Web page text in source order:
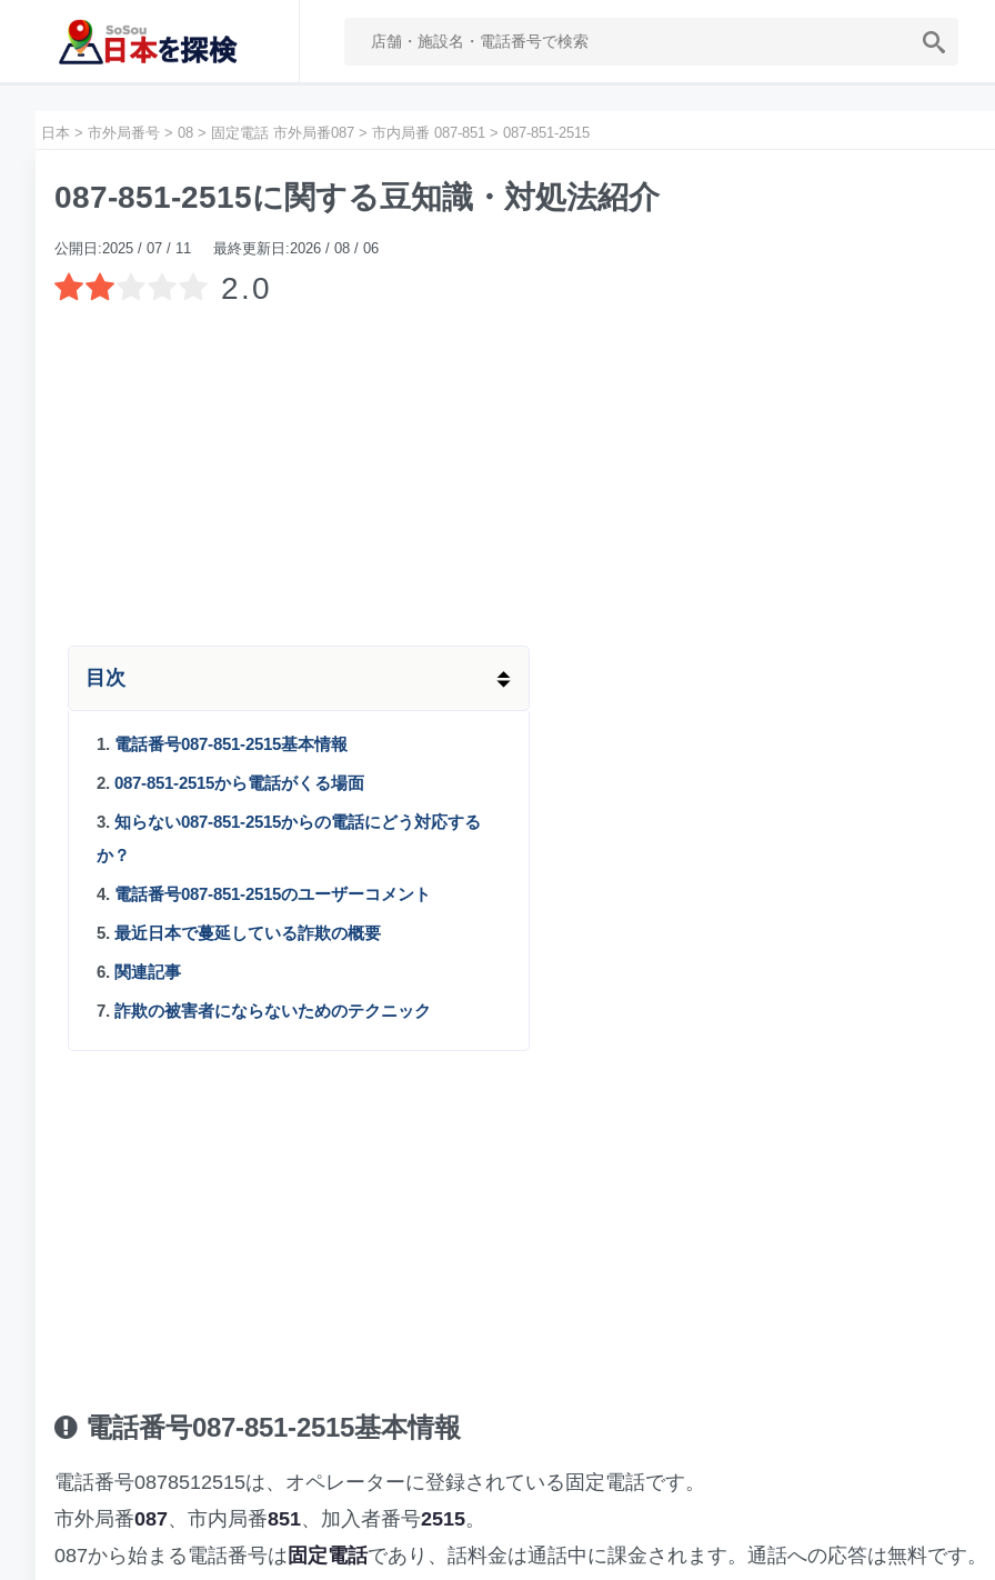
日本 > 市外局番号 > 08 > 固定電話 市外局番087 > 市内局番 087-851 > 087-851-2515
087-851-2515に関する豆知識・対処法紹介
公開日:2025 / 07 / 11 最終更新日:2026 / 08 / 06
2.0
目次
1. 電話番号087-851-2515基本情報
2. 087-851-2515から電話がくる場面
3. 知らない087-851-2515からの電話にどう対応する
か？
4. 電話番号087-851-2515のユーザーコメント
5. 最近日本で蔓延している詐欺の概要
6. 関連記事
7. 詐欺の被害者にならないためのテクニック
電話番号087-851-2515基本情報
電話番号0878512515は、オペレーターに登録されている固定電話です。
市外局番087、市内局番851、加入者番号2515。
087から始まる電話番号は 固定電話であり、話料金は通話中に課金されます。通話への応答は無料です。